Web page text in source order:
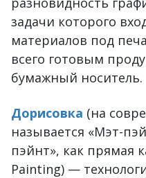
задачи которого
материалов под
всего готовым
бумажный носитель.
Дорисовка (на
называется «Мэт-
пэйнт», как прямая
Painting) —